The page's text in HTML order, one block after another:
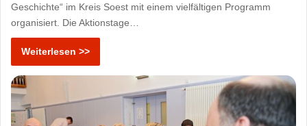
Geschichte“ im Kreis Soest mit einem vielfältigen Programm
organisiert. Die Aktionstage…
Weiterlesen >>